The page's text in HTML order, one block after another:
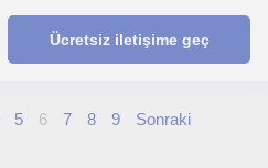
Ücretsiz iletişime geç
5 6 7 8 9 Sonraki